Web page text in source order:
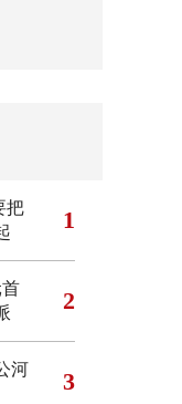
把
1
2
河
3